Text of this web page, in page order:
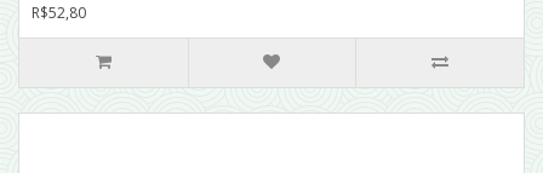
R$52,80